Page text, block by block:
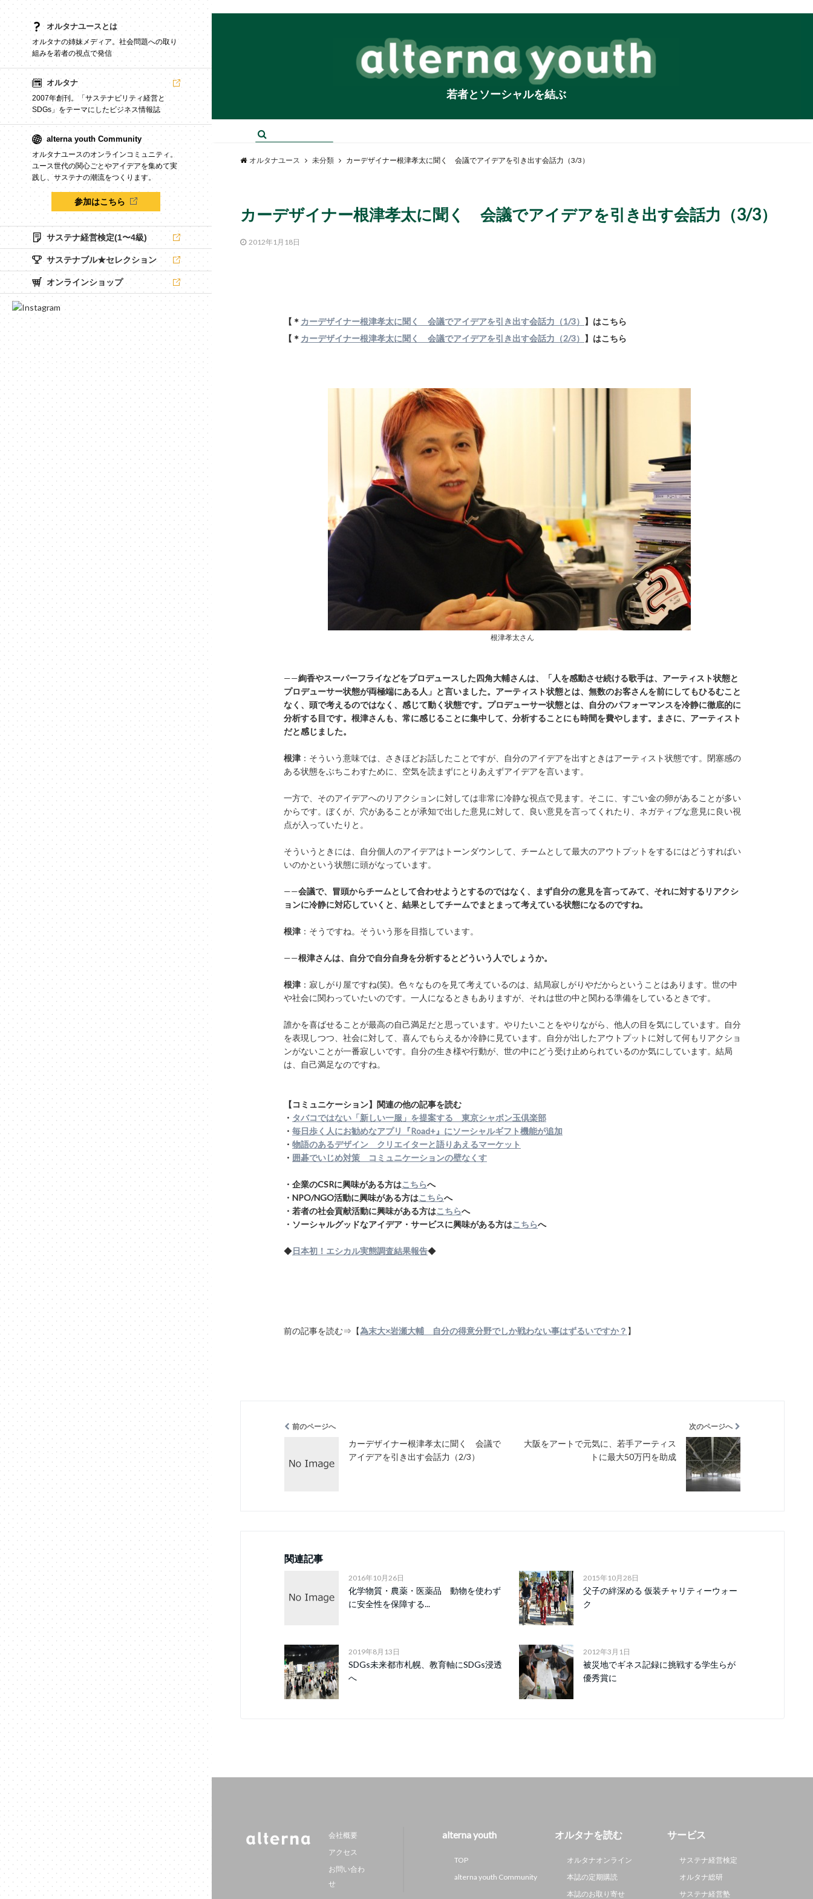
オルタナユースとは
オルタナの姉妹メディア。社会問題への取り
組みを若者の視点で発信
オルタナ
2007年創刊。「サステナビリティ経営と
SDGs」をテーマにしたビジネス情報誌
alterna youth Community
オルタナユースのオンラインコミュニティ。
ユース世代の関心ごとやアイデアを集めて実
践し、サステナの潮流をつくります。
参加はこちら
サステナ経営検定(1〜4級)
サステナブル★セレクション
オンラインショップ
若者とソーシャルを結ぶ
オルタナユース 未分類 カーデザイナー根津孝太に聞く 会議でアイデアを引き出す会話力（3/3）
カーデザイナー根津孝太に聞く 会議でアイデアを引き出す会話力（3/3）
2012年1月18日
【＊ カーデザイナー根津孝太に聞く 会議でアイデアを引き出す会話力（1/3） 】はこちら
【＊ カーデザイナー根津孝太に聞く 会議でアイデアを引き出す会話力（2/3） 】はこちら
根津孝太さん
——絢香やスーパーフライなどをプロデュースした四角大輔さんは、「人を感動させ続ける歌手は、アーティスト状態と
プロデューサー状態が両極端にある人」と言いました。アーティスト状態とは、無数のお客さんを前にしてもひるむこと
なく、頭で考えるのではなく、感じて動く状態です。プロデューサー状態とは、自分のパフォーマンスを冷静に徹底的に
分析する目です。根津さんも、常に感じることに集中して、分析することにも時間を費やします。まさに、アーティスト
だと感じました。
根津 ：そういう意味では、さきほどお話したことですが、自分のアイデアを出すときはアーティスト状態です。閉塞感の
ある状態をぶちこわすために、空気を読まずにとりあえずアイデアを言います。
一方で、そのアイデアへのリアクションに対しては非常に冷静な視点で見ます。そこに、すごい金の卵があることが多い
からです。ぼくが、穴があることが承知で出した意見に対して、良い意見を言ってくれたり、ネガティブな意見に良い視
点が入っていたりと。
そういうときには、自分個人のアイデアはトーンダウンして、チームとして最大のアウトプットをするにはどうすればい
いのかという状態に頭がなっています。
——会議で、冒頭からチームとして合わせようとするのではなく、まず自分の意見を言ってみて、それに対するリアクシ
ョンに冷静に対応していくと、結果としてチームでまとまって考えている状態になるのですね。
根津 ：そうですね。そういう形を目指しています。
——根津さんは、自分で自分自身を分析するとどういう人でしょうか。
根津 ：寂しがり屋ですね(笑)。色々なものを見て考えているのは、結局寂しがりやだからということはあります。世の中
や社会に関わっていたいのです。一人になるときもありますが、それは世の中と関わる準備をしているときです。
誰かを喜ばせることが最高の自己満足だと思っています。やりたいことをやりながら、他人の目を気にしています。自分
を表現しつつ、社会に対して、喜んでもらえるか冷静に見ています。自分が出したアウトプットに対して何もリアクショ
ンがないことが一番寂しいです。自分の生き様や行動が、世の中にどう受け止められているのか気にしています。結局
は、自己満足なのですね。
【コミュニケーション】関連の他の記事を読む
・ タバコではない「新しい一服」を提案する 東京シャボン玉倶楽部
・ 毎日歩く人にお勧めなアプリ『Road+』にソーシャルギフト機能が追加
・ 物語のあるデザイン クリエイターと語りあえるマーケット
・ 囲碁でいじめ対策 コミュニケーションの壁なくす
・企業のCSRに興味がある方はこちらへ
・NPO/NGO活動に興味がある方はこちらへ
・若者の社会貢献活動に興味がある方はこちらへ
・ソーシャルグッドなアイデア・サービスに興味がある方はこちらへ
◆日本初！エシカル実態調査結果報告◆
前の記事を読む⇒【為末大×岩瀬大輔 自分の得意分野でしか戦わない事はずるいですか？ 】
前のページへ
カーデザイナー根津孝太に聞く 会議で
アイデアを引き出す会話力（2/3）
次のページへ
大阪をアートで元気に、若手アーティス
トに最大50万円を助成
関連記事
2016年10月26日
化学物質・農薬・医薬品 動物を使わず
に安全性を保障する...
2015年10月28日
父子の絆深める 仮装チャリティーウォー
ク
2019年8月13日
SDGs未来都市札幌、教育軸にSDGs浸透
へ
2012年3月1日
被災地でギネス記録に挑戦する学生らが
優秀賞に
会社概要
アクセス
お問い合わ
せ
alterna youth
TOP
alterna youth Community
オルタナを読む
オルタナオンライン
本誌の定期購読
本誌のお取り寄せ
サービス
サステナ経営検定
オルタナ総研
サステナ経営塾